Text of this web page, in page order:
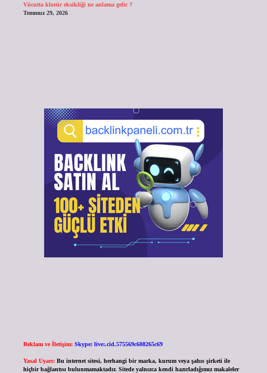
Vücutta klorür eksikliği ne anlama gelir ?
Temmuz 29, 2026
Reklam ve İletişim: Skype: live:.cid.575569c608265c69
Yasal Uyarı: Bu internet sitesi, herhangi bir marka, kurum veya şahıs şirketi ile
hiçbir bağlantısı bulunmamaktadır. Sitede yalnızca kendi hazırladığımız makaleler